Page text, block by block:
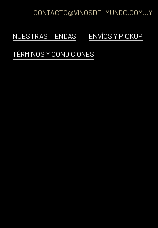
CONTACTO@VINOSDELMUNDO.COM.UY
NUESTRAS TIENDAS ENVÍOS Y PICKUP
TÉRMINOS Y CONDICIONES